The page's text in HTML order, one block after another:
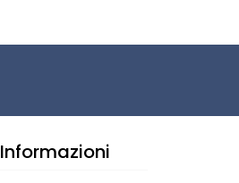
Informazioni